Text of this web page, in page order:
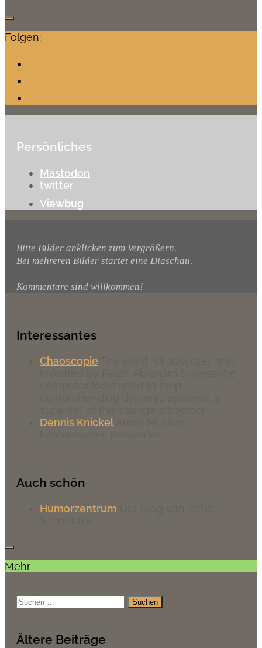
Folgen:
Persönliches
Mastodon
twitter
Viewbug
Bitte Bilder anklicken zum Vergrößern.
Bei mehreren Bilder startet eine Diaschau.
Kommentare sind willkommen!
Interessantes
Chaoscopie
Dennis KnickelAutor, Musiker,
Auch schön
Humorzentrum
Mehr
Suchen
Ältere Beiträge